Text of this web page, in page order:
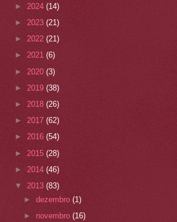
► 2024 (14)
► 2023 (21)
► 2022 (21)
► 2021 (6)
► 2020 (3)
► 2019 (38)
► 2018 (26)
► 2017 (62)
► 2016 (54)
► 2015 (28)
► 2014 (46)
▼ 2013 (83)
►dezembro(1)
► novembro(16)